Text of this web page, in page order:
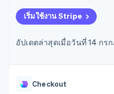
Boost
ยกระดับการ
ยอมรับการ
การชำระเงินที่
ระบบ
สำหรับ
Stripe
ตามอุตสาหก
บริษัท AI
รองรับอยู่
จัดเตรียมและจั
การประชุมปร
เซสชัน
ห้องข่าว
Stripe
เริ่มใช้งาน Stripe
อัปเดตล่าสุดเมื่อวันที่ 14 กร
Checkout